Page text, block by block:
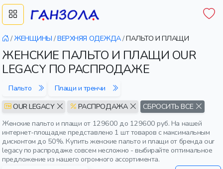
/ ЖЕНЩИНЫ /ВЕРХНЯЯ ОДЕЖДА/ПАЛЬТО И ПЛАЩИ
ЖЕНСКИЕ ПАЛЬТО И ПЛАЩИ OUR
LEGACY ПО РАСПРОДАЖЕ
Пальто
Плащи и тренчи
OUR LEGACY
РАСПРОДАЖА
СБРОСИТЬ ВСЕ
Женские пальто и плащи от 129600 до 129600 руб. На нашей
интернет-площадке представлено 1 шт товаров с максимальным
дисконтом до 50%. Купить женские пальто и плащи от бренда our
legacy по распродаже совсем несложно - выбирайте оптимальное
предложение из нашего огромного ассортимента.